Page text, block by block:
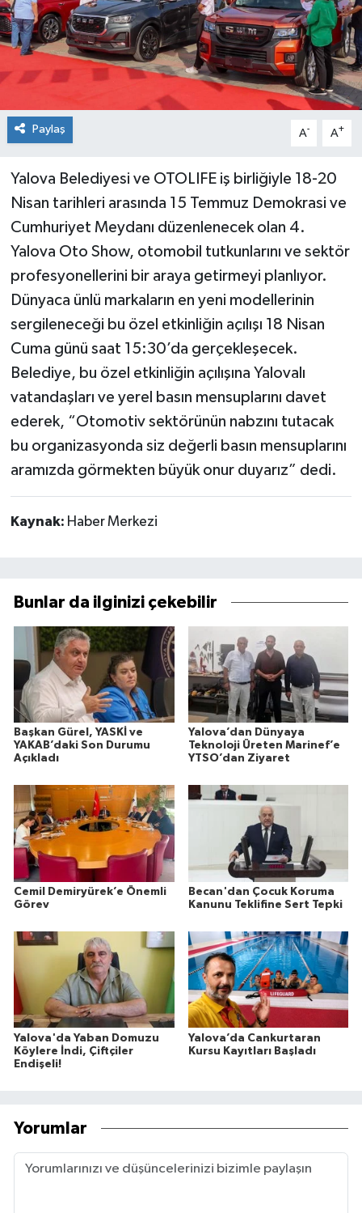
Paylaş A- A+
Yalova Belediyesi ve OTOLIFE iş birliğiyle 18-20
Nisan tarihleri arasında 15 Temmuz Demokrasi ve
Cumhuriyet Meydanı düzenlenecek olan 4.
Yalova Oto Show, otomobil tutkunlarını ve sektör
profesyonellerini bir araya getirmeyi planlıyor.
Dünyaca ünlü markaların en yeni modellerinin
sergileneceği bu özel etkinliğin açılışı 18 Nisan
Cuma günü saat 15:30’da gerçekleşecek.
Belediye, bu özel etkinliğin açılışına Yalovalı
vatandaşları ve yerel basın mensuplarını davet
ederek, “Otomotiv sektörünün nabzını tutacak
bu organizasyonda siz değerli basın mensuplarını
aramızda görmekten büyük onur duyarız” dedi.
Kaynak: Haber Merkezi
Bunlar da ilginizi çekebilir
Başkan Gürel, YASKİ ve
YAKAB’daki Son Durumu
Açıkladı
Yalova’dan Dünyaya
Teknoloji Üreten Marinef’e
YTSO’dan Ziyaret
Cemil Demiryürek’e Önemli
Görev
Becan'dan Çocuk Koruma
Kanunu Teklifine Sert Tepki
Yalova'da Yaban Domuzu
Köylere İndi, Çiftçiler
Endişeli!
Yalova’da Cankurtaran
Kursu Kayıtları Başladı
Yorumlar